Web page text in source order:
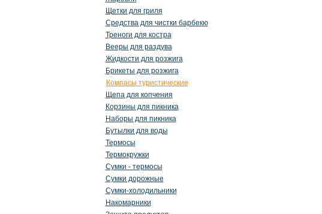
Щетки для гриля
Средства для чистки барбекю
Треноги для костра
Вееры для раздува
Жидкости для розжига
Брикеты для розжига
Компасы туристические
Щепа для копчения
Корзины для пикника
Наборы для пикника
Бутылки для воды
Термосы
Термокружки
Сумки - термосы
Сумки дорожные
Сумки-холодильники
Накомарники